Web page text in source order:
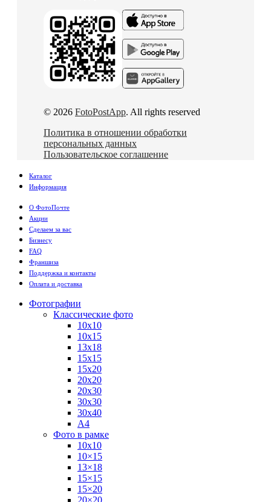
© 2026 FotoPostApp. All rights reserved
Политика в отношении обработки
персональных данных
Пользовательское соглашение
Каталог
Информация
О ФотоПочте
Акции
Сделаем за вас
Бизнесу
FAQ
Франшиза
Поддержка и контакты
Оплата и доставка
Фотографии
Классические фото
10х10
10х15
13х18
15х15
15х20
20х20
20х30
30х30
30х40
А4
Фото в рамке
10х10
10×15
13×18
15×15
15×20
20×20